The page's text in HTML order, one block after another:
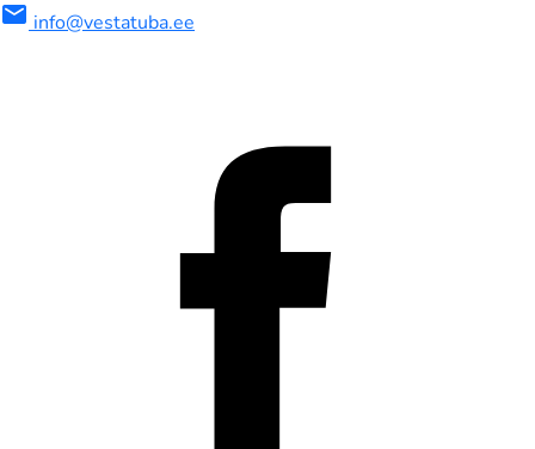
mail info@vestatuba.ee